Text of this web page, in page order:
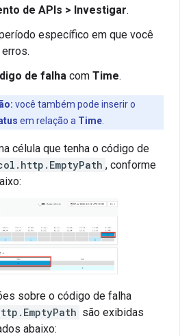
de APIs > Investigar.
específico em que você
de falha com Time.
você também pode inserir o
em relação a Time.
célula que tenha o código de
, conforme
sobre o código de falha
são exibidas
abaixo: